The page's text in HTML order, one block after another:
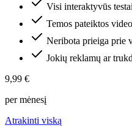
Visi interaktyvūs
Temos pateiktos
Neribota prieiga prie
Jokių reklamų ar
9,99 €
per mėnesį
Atrakinti viską